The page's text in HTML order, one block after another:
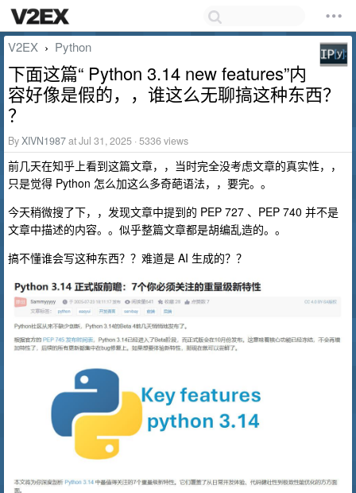
V2EX › Python
下面这篇“ Python 3.14 new features”内
容好像是假的，，谁这么无聊搞这种东西？
？
ByXIVN1987at Jul 31, 2025 · 5336 views
前几天在知乎上看到这篇文章，，当时完全没考虑文章的真实性，，
只是觉得 Python 怎么加这么多奇葩语法，，要完。。
今天稍微搜了下，，发现文章中提到的 PEP 727 、PEP 740 并不是
文章中描述的内容。。似乎整篇文章都是胡编乱造的。。
搞不懂谁会写这种东西？？难道是 AI 生成的？？